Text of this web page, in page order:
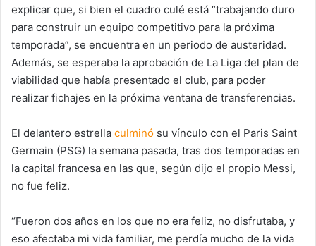
explicar que, si bien el cuadro culé está “trabajando duro
para construir un equipo competitivo para la próxima
temporada”, se encuentra en un periodo de austeridad.
Además, se esperaba la aprobación de La Liga del plan de
viabilidad que había presentado el club, para poder
realizar fichajes en la próxima ventana de transferencias.
El delantero estrella culminó su vínculo con el Paris Saint
Germain (PSG) la semana pasada, tras dos temporadas en
la capital francesa en las que, según dijo el propio Messi,
no fue feliz.
“Fueron dos años en los que no era feliz, no disfrutaba, y
eso afectaba mi vida familiar, me perdía mucho de la vida